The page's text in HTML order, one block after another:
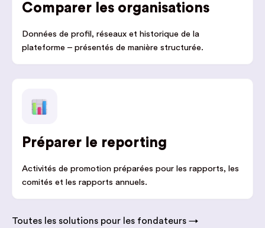
Comparer les organisations
Données de profil, réseaux et historique de la
plateforme – présentés de manière structurée.
Préparer le reporting
Activités de promotion préparées pour les rapports, les
comités et les rapports annuels.
Toutes les solutions pour les fondateurs →